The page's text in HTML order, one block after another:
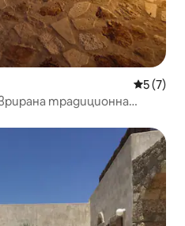
Средна
5 (7)
традиционна